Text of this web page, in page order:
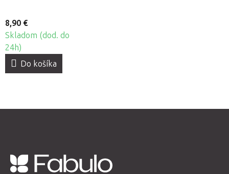
8,90 €
Skladom (dod. do
24h)
Do košíka